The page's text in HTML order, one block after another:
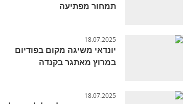
תמחור מפתיעה
18.07.2025
יונדאי משיגה מקום בפודיום
במרוץ מאתגר בקנדה
18.07.2025